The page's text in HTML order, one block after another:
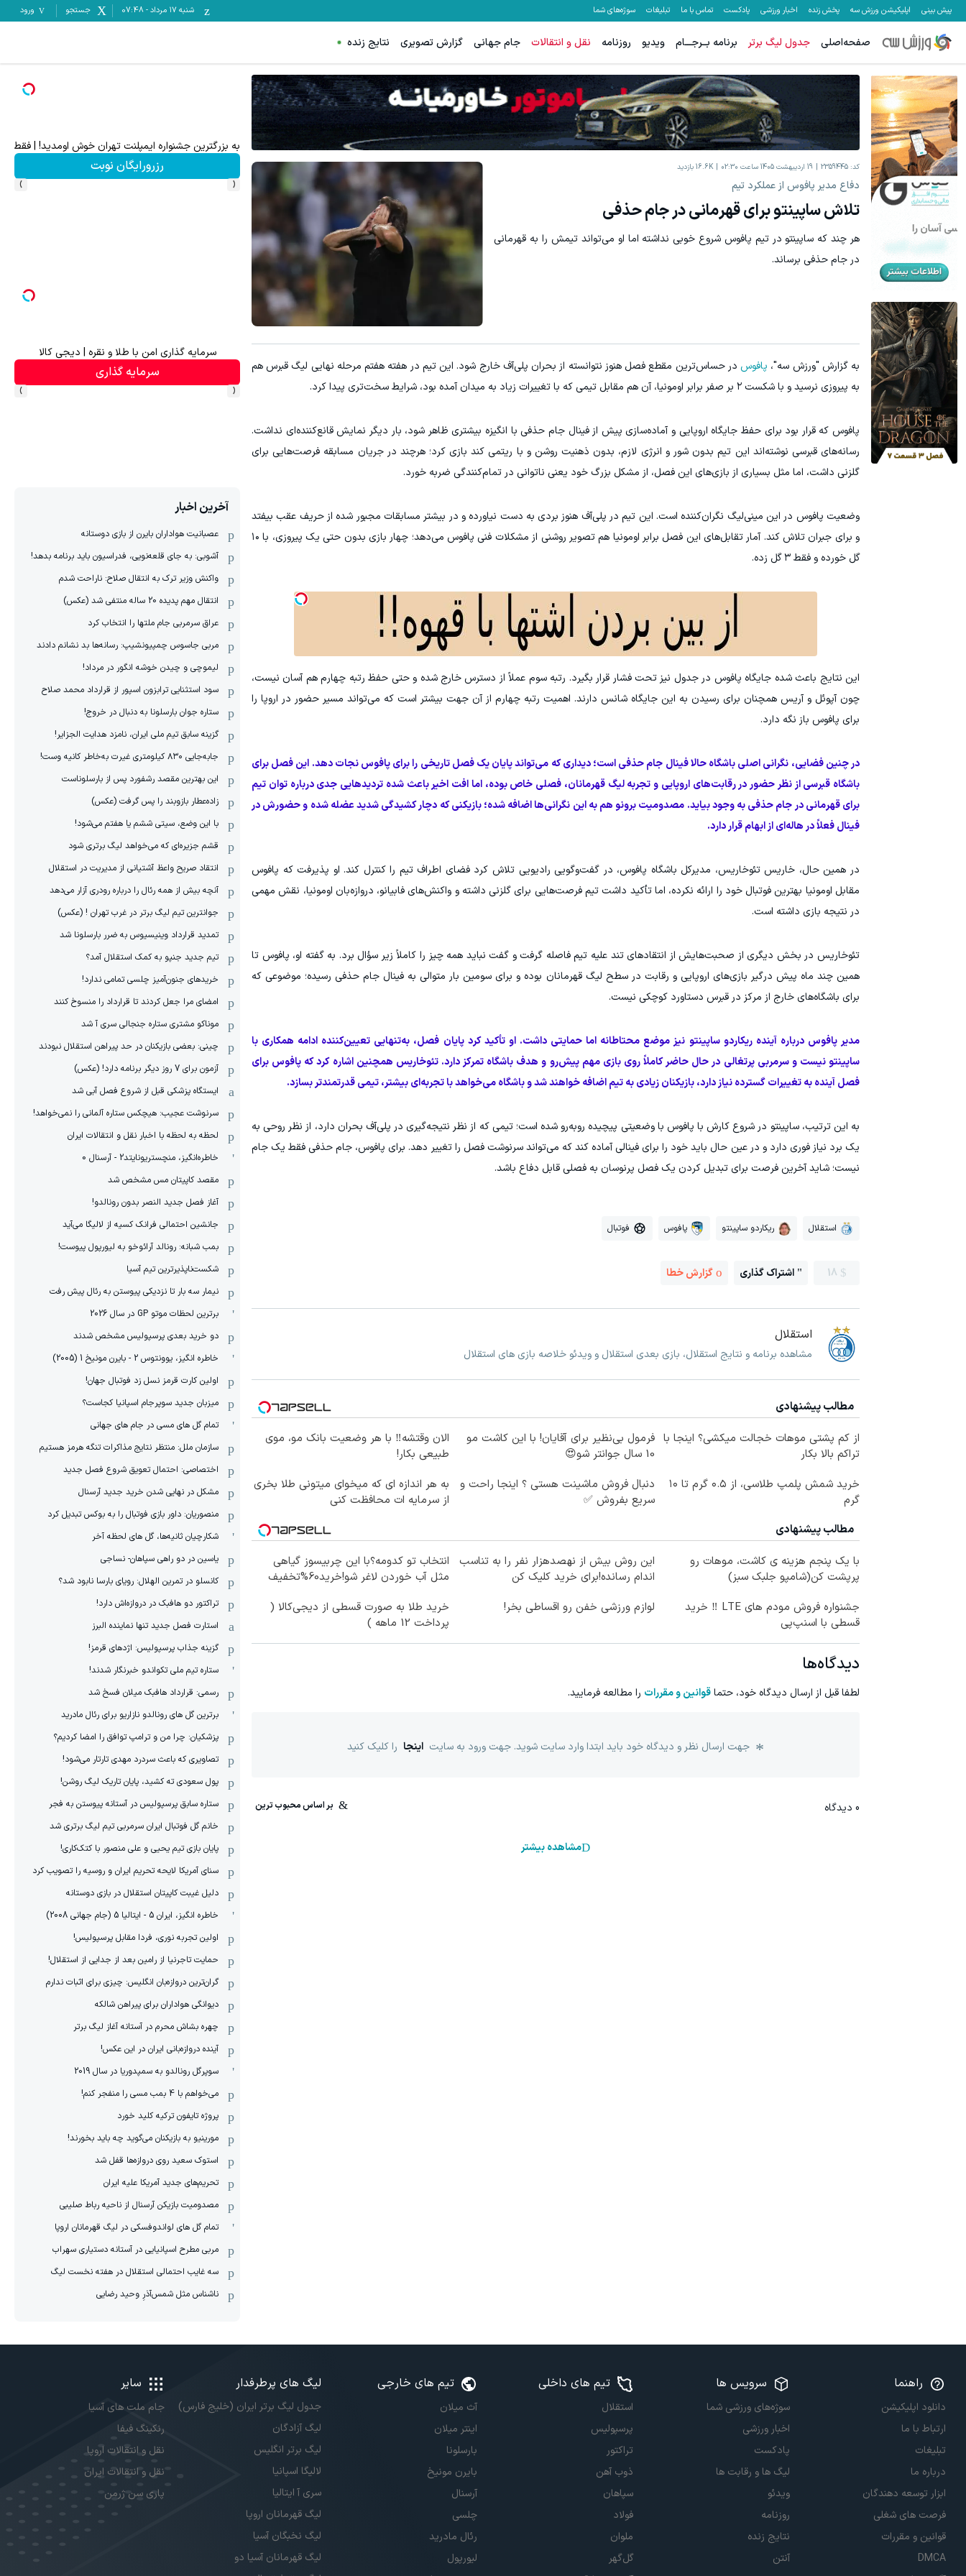
پیش بینی اپلیکیشن ورزش سه پخش زنده اخبار ورزشی پادکست تماس با ما تبلیغات سوژه‌های شما شنبه ۱۷ مرداد -
07:48 جستجو ورود
صفحه‌اصلی جدول لیگ برتر برنامه بــرجـــام ویدیو روزنامه نقل و انتقالات جام جهانی گزارش تصویری نتایج زنده
کد: 2359445 19 اردیبهشت 1405 ساعت 02:30 16.6K بازدید
دفاع مدیر پافوس از عملکرد تیم
تلاش ساپینتو برای قهرمانی در جام حذفی
هر چند که ساپینتو در تیم پافوس شروع خوبی نداشته اما او می‌تواند تیمش را به قهرمانی
در جام حذفی برساند.
به گزارش "ورزش سه"، پافوس در حساس‌ترین مقطع فصل هنوز نتوانسته از بحران پلی‌آف خارج شود. این تیم در هفته هفتم مرحله نهایی لیگ قبرس هم
به پیروزی نرسید و با شکست ۲ بر صفر برابر اومونیا، آن هم مقابل تیمی که با تغییرات زیاد به میدان آمده بود، شرایط سخت‌تری پیدا کرد.
پافوس که قرار بود برای حفظ جایگاه اروپایی و آماده‌سازی پیش از فینال جام حذفی با انگیزه بیشتری ظاهر شود، بار دیگر نمایش قانع‌کننده‌ای نداشت.
رسانه‌های قبرسی نوشته‌اند این تیم بدون شور و انرژی لازم، بدون ذهنیت روشن و با ریتمی کند بازی کرد؛ هرچند در جریان مسابقه فرصت‌هایی برای
گلزنی داشت، اما مثل بسیاری از بازی‌های این فصل، از مشکل بزرگ خود یعنی ناتوانی در تمام‌کنندگی ضربه خورد.
وضعیت پافوس در این مینی‌لیگ نگران‌کننده است. این تیم در پلی‌آف هنوز بردی به دست نیاورده و در بیشتر مسابقات مجبور شده از حریف عقب بیفتد
و برای جبران تلاش کند. آمار تقابل‌های این فصل برابر اومونیا هم تصویر روشنی از مشکلات فنی پافوس می‌دهد؛ چهار بازی بدون حتی یک پیروزی، با ۱۰
گل خورده و فقط ۳ گل زده.
این نتایج باعث شده جایگاه پافوس در جدول نیز تحت فشار قرار بگیرد. رتبه سوم عملاً از دسترس خارج شده و حتی حفظ رتبه چهارم هم آسان نیست،
چون آپوئل و آریس همچنان برای رسیدن به این جایگاه شانس دارند. اهمیت رتبه چهارم از آن جهت بیشتر است که می‌تواند مسیر حضور در اروپا را
برای پافوس باز نگه دارد.
در چنین فضایی، نگرانی اصلی باشگاه حالا فینال جام حذفی است؛ دیداری که می‌تواند پایان یک فصل تاریخی را برای پافوس نجات دهد. این فصل برای
باشگاه قبرسی از نظر حضور در رقابت‌های اروپایی و تجربه لیگ قهرمانان، فصلی خاص بوده، اما افت اخیر باعث شده تردیدهایی جدی درباره توان تیم
برای قهرمانی در جام حذفی به وجود بیاید. مصدومیت برونو هم به این نگرانی‌ها اضافه شده؛ بازیکنی که دچار کشیدگی شدید عضله شده و حضورش در
فینال فعلاً در هاله‌ای از ابهام قرار دارد.
در همین حال، خاریس تئوخاریس، مدیرکل باشگاه پافوس، در گفت‌وگویی رادیویی تلاش کرد فضای اطراف تیم را کنترل کند. او پذیرفت که پافوس
مقابل اومونیا بهترین فوتبال خود را ارائه نکرده، اما تأکید داشت تیم فرصت‌هایی برای گلزنی داشته و واکنش‌های فابیانو، دروازه‌بان اومونیا، نقش مهمی
در نتیجه بازی داشته است.
تئوخاریس در بخش دیگری از صحبت‌هایش از انتقادهای تند علیه تیم فاصله گرفت و گفت نباید همه چیز را کاملاً زیر سؤال برد. به گفته او، پافوس تا
همین چند ماه پیش درگیر بازی‌های اروپایی و رقابت در سطح لیگ قهرمانان بوده و برای سومین بار متوالی به فینال جام حذفی رسیده؛ موضوعی که
برای باشگاه‌های خارج از مرکز در قبرس دستاورد کوچکی نیست.
مدیر پافوس درباره آینده ریکاردو ساپینتو نیز موضع محتاطانه اما حمایتی داشت. او تأکید کرد پایان فصل، به‌تنهایی تعیین‌کننده ادامه همکاری با
ساپینتو نیست و سرمربی پرتغالی در حال حاضر کاملاً روی بازی مهم پیش‌رو و هدف باشگاه تمرکز دارد. تئوخاریس همچنین اشاره کرد که پافوس برای
فصل آینده به تغییرات گسترده نیاز دارد، بازیکنان زیادی به تیم اضافه خواهند شد و باشگاه می‌خواهد با تجربه‌ای بیشتر، تیمی قدرتمندتر بسازد.
به این ترتیب، ساپینتو در شروع کارش با پافوس با وضعیتی پیچیده روبه‌رو شده است؛ تیمی که از نظر نتیجه‌گیری در پلی‌آف بحران دارد، از نظر روحی به
یک برد نیاز فوری دارد و در عین حال باید خود را برای فینالی آماده کند که می‌تواند سرنوشت فصل را تغییر دهد. برای پافوس، جام حذفی فقط یک جام
نیست؛ شاید آخرین فرصت برای تبدیل کردن یک فصل پرنوسان به فصلی قابل دفاع باشد.
استقلال ریکاردو ساپینتو پافوس فوتبال
18 اشتراک گذاری گزارش خطا
استقلال
مشاهده برنامه و نتایج استقلال، بازی بعدی استقلال و ویدئو خلاصه بازی های استقلال
مطالب پیشنهادی
از کم پشتی موهات خجالت میکشی؟ اینجا با
تراکم بالا بکار
فرمول بی‌نظیر برای آقایان! با این کاشت مو
10 سال جوانتر شو😍
الان وقتشه‼️ با هر وضعیت بانک مو، موی
طبیعی بکار!
خرید شمش پلمپ طلاسی، از ۰.۵ گرم تا ۱۰
گرم
دنبال فروش ماشینت هستی ؟ اینجا راحت و
سریع بفروش ✅
به هر اندازه ای که میخوای میتونی طلا بخری
از سرمایه ات محافظت کنی
مطالب پیشنهادی
با یک پنجم هزینه ی کاشت، موهات رو
پرپشت کن(شامپو جلبک سبز)
این روش بیش از نهصدهزار نفر را به تناسب
اندام رسانده!برای خرید کلیک کن
انتخاب تو کدومه؟با این چربیسوز گیاهی
مثل آب خوردن لاغر شو!خرید60%تخفیف
جشنواره فروش مودم های LTE ‼️ خرید
قسطی با اسنپ‌پی
لوازم ورزشی خفن رو اقساطی بخر!
خرید طلا به صورت قسطی از دیجی‌کالا (
پرداخت 12 ماهه )
دیدگاه‌ها
لطفا قبل از ارسال دیدگاه خود، حتماقوانین و مقررات را مطالعه فرمایید.
جهت ارسال نظر و دیدگاه خود باید ابتدا وارد سایت شوید. جهت ورود به سایت اینجا را کلیک کنید
0 دیدگاه
مشاهده بیشتر
هنوز 50 تتر رو دریافت نکردی؟ | رایگان ثبت نام کن و رایگان شروع کن!
دریافت 50 تتر !
ترمیم جای زخم، بخیه و سوختگی فقط در 3 هفته!!😍 گردونه شانس ps5 جایزه میده 🔥
بچرخونش
به بزرگترین جشنواره ایمپلنت تهران خوش اومدید! | فقط ۲۵ میلیون !
رزرورایگان نوبت
‹
›
۱ میلیارد اعتبار خرید طلا | بدون ضامن و چک
کلیک کن! خرید محصول خرید محصول
سرمایه گذاری امن با طلا و نقره | دیجی کالا
سرمایه گذاری
‹
›
آخرین اخبار
عصبانیت هواداران بایرن از بازی دوستانه
آشوبی: به جای قلعه‌نویی، فدراسیون باید برنامه بدهد!
واکنش وزیر ترک به انتقال صلاح: ناراحت شدم
انتقال مهم پدیده 20 ساله منتفی شد (عکس)
عراق سرمربی جام ملتها را انتخاب کرد
مربی جاسوس چمپیونشیپ: رسانه‌ها بد نشانم دادند
لیموچی و چیدن خوشه انگور در مرداد!
سود استثنایی ترابزون اسپور از قرارداد محمد صلاح
ستاره جوان بارسلونا به دنبال در خروج!
گزینه سابق تیم ملی ایران، نامزد هدایت الجزایر!
جابه‌جایی ۸۳۰ کیلومتری غیرت به‌خاطر کانیه وست!
این بهترین مقصد رشفورد پس از بارسلوناست
زاده‌عطار بازوبند را پس گرفت (عکس)
با این وضع، سیتی ششم یا هفتم می‌شود!
قشم جزیره‌ای که می‌خواهد لیگ برتری شود
انتقاد صریح واعظ آشتیانی از مدیریت در استقلال
آنچه بیش از همه رئال را درباره رودری آزار می‌دهد
جوانترین تیم لیگ برتر در غرب تهران ! (عکس)
تمدید قرارداد وینیسیوس به ضرر بارسلونا شد
تیم جدید جنپو به کمک استقلال آمد؟
خریدهای جنون‌آمیز چلسی تمامی ندارد!
امضای مرا جعل کردند تا قرارداد را منسوخ کنند
موناکو مشتری ستاره جنجالی سری آ شد
چینی: بعضی بازیکنان در حد پیراهن استقلال نبودند
آزمون برای 7 روز دیگر برنامه دارد! (عکس)
ایستگاه پزشکی قبل از شروع فصل آبی شد
سرنوشت عجیب: هیچکس ستاره آلمانی را نمی‌خواهد!
لحظه به لحظه با اخبار نقل و انتقالات ایران
خاطره‌انگیز، منچستریونایتد2 - آرسنال 0
مقصد کاپیتان مس مشخص شد
آغاز فصل جدید النصر بدون رونالدو!
جانشین احتمالی فرانک کسیه از لالیگا می‌آید
بمب شبانه: رونالد آرائوخو به لیورپول پیوست!
شکست‌ناپذیرترین تیم آسیا
نیمار سه بار تا نزدیکی پیوستن به رئال پیش رفت
برترین لحظات موتو GP در سال 2026
دو خرید بعدی پرسپولیس مشخص شدند
خاطره انگیز، یوونتوس 2 - بایرن مونیخ 1 (2005)
اولین کارت قرمز نسل زد فوتبال جهان!
میزبان جدید سوپرجام اسپانیا کجاست؟
تمام گل های مسی در جام های جهانی
سازمان ملل: منتظر نتایج مذاکرات تنگه هرمز هستیم
اختصاصی: احتمال تعویق شروع فصل جدید
مشکل در نهایی شدن خرید جدید آرسنال
منصوریان: داور بازی فوتبال را به بوکس تبدیل کرد
شکارچیان ثانیه‌ها، گل های لحظه آخر
یاسین در دو راهی سپاهان- نساجی
کانسلو در تمرین الهلال: رویای بارسا نابود شد؟
تراکتور دو هافبک در دروازه‌اش دارد!
استارت فصل جدید تنها نماینده البرز
گزینه جذاب پرسپولیس: اژدهای قرمز!
ستاره تیم ملی تکواندو خبرنگار شدند!
رسمی: قرارداد هافبک میلان فسخ شد
برترین گل های رونالدو نازاریو برای رئال مادرید
پزشکیان: چرا من و ترامپ توافق را امضا کردیم؟
تصاویری که باعث سردرد مهدی تارتار می‌شود!
پول سعودی ته کشید، پایان تاریک لیگ روشن!
ستاره سابق پرسپولیس در آستانه پیوستن به فجر
خانم گل فوتبال ایران سرمربی تیم لیگ برتری شد
پایان بازی تیم یحیی و علی منصور با کتک‌کاری!
سنای آمریکا لایحه تحریم ایران و روسیه را تصویب کرد
دلیل غیبت کاپیتان استقلال در بازی دوستانه
خاطره انگیز، ایران 5 - ایتالیا 5 (جام جهانی 2008)
اولین تجربه نوری، فردا مقابل پرسپولیس!
حمایت تاجرنیا از رامین بعد از جدایی از استقلال!
گران‌ترین دروازه‌بان انگلیس: چیزی برای اثبات ندارم
دیوانگی هواداران برای پیراهن شالکه
چهره بشاش محرم در آستانه آغاز لیگ برتر
آینده دروازه‌بانی ایران در این عکس!
سوپرگل رونالدو به سمپدوریا در سال 2019
می‌خواهم با 4 بمب مسی را منفجر کنم!
پروژه تایفون ترکیه کلید خورد
مورینیو به بازیکنان می‌گوید چه باید بخورند!
استوک سعید روی دروازه‌ها قفل شد
تحریم‌های جدید آمریکا علیه ایران
مصدومیت بازیکن آرسنال از ناحیه رباط صلیبی
تمام گل های لواندوفسکی در لیگ قهرمانان اروپا
مربی مطرح اسپانیایی در آستانه دستیاری سهراب
سه غایب احتمالی استقلال در هفته نخست لیگ
ناشناس مثل شمس‌آذرِ وحید رضایی
راهنما
دانلود اپلیکیشن
ارتباط با ما
تبلیغات
درباره ما
ابزار توسعه دهندگان
فرصت های شغلی
قوانین و مقررات
DMCA
سرویس ها
سوژه‌های ورزشی شما
اخبار ورزشی
پادکست
لیگ ها و رقابت ها
ویدئو
روزنامه
نتایج زنده
آنتن
تیم های داخلی
استقلال
پرسپولیس
تراکتور
ذوب آهن
سپاهان
فولاد
ملوان
گل‌گهر
تیم های خارجی
آث میلان
اینتر میلان
بارسلونا
بایرن مونیخ
آرسنال
چلسی
رئال مادرید
لیورپول
لیگ های پرطرفدار
جدول لیگ برتر ایران (خلیج فارس)
لیگ آزادگان
لیگ برتر انگلیس
لالیگا اسپانیا
سری آ ایتالیا
لیگ قهرمانان اروپا
لیگ نخبگان آسیا
لیگ قهرمانان آسیا دو
سایر
جام ملت های آسیا
رنکینگ فیفا
نقل و انتقالات اروپا
نقل و انتقالات ایران
پاری سن ژرمن